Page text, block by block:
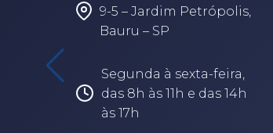
9-5 – Jardim Petrópolis,
Bauru – SP
Segunda à sexta-feira,
das 8h às 11h e das 14h
às 17h